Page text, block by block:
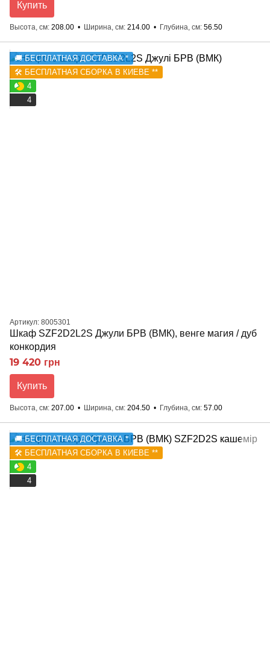
Купить
Высота, см 208.00 Ширина, см 214.00 Глубина, см 56.50
🚚 БЕСПЛАТНАЯ ДОСТАВКА *
🛠️ БЕСПЛАТНАЯ СБОРКА В КИЕВЕ **
4
4
Артикул: 8005301
Шкаф SZF2D2L2S Джули БРВ (ВМК), венге магия / дуб
конкордия
19 420 грн
Купить
Высота, см 207.00 Ширина, см 204.50 Глубина, см 57.00
🚚 БЕСПЛАТНАЯ ДОСТАВКА *
🛠️ БЕСПЛАТНАЯ СБОРКА В КИЕВЕ **
4
4